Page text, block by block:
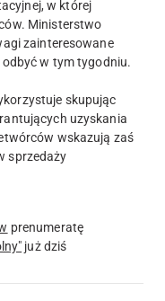
w której
Ministerstwo
zainteresowane
w tym tygodniu.
skupując
uzyskania
wskazują zaś
sprzedaży
prenumeratę
już dziś